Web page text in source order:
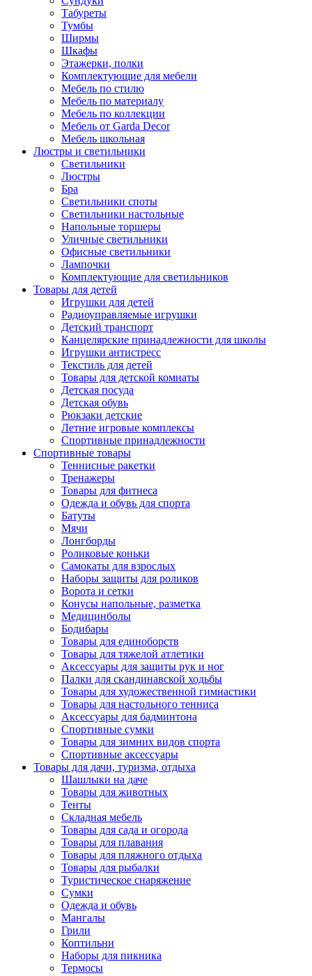
Табуреты
Тумбы
Ширмы
Шкафы
Этажерки, полки
Комплектующие для мебели
Мебель по стилю
Мебель по материалу
Мебель по коллекции
Мебель от Garda Decor
Мебель школьная
Люстры и светильники
Светильники
Люстры
Бра
Светильники споты
Светильники настольные
Напольные торшеры
Уличные светильники
Офисные светильники
Лампочки
Комплектующие для светильников
Товары для детей
Игрушки для детей
Радиоуправляемые игрушки
Детский транспорт
Канцелярские принадлежности для школы
Игрушки антистресс
Текстиль для детей
Товары для детской комнаты
Детская посуда
Детская обувь
Рюкзаки детские
Летние игровые комплексы
Спортивные принадлежности
Спортивные товары
Теннисные ракетки
Тренажеры
Товары для фитнеса
Одежда и обувь для спорта
Батуты
Мячи
Лонгборды
Роликовые коньки
Самокаты для взрослых
Наборы защиты для роликов
Ворота и сетки
Конусы напольные, разметка
Медицинболы
Бодибары
Товары для единоборств
Товары для тяжелой атлетики
Аксессуары для защиты рук и ног
Палки для скандинавской ходьбы
Товары для художественной гимнастики
Товары для настольного тенниса
Аксессуары для бадминтона
Спортивные сумки
Товары для зимних видов спорта
Спортивные аксессуары
Товары для дачи, туризма, отдыха
Шашлыки на даче
Товары для животных
Тенты
Складная мебель
Товары для сада и огорода
Товары для плавания
Товары для пляжного отдыха
Товары для рыбалки
Туристическое снаряжение
Сумки
Одежда и обувь
Мангалы
Грили
Коптильни
Наборы для пикника
Термосы